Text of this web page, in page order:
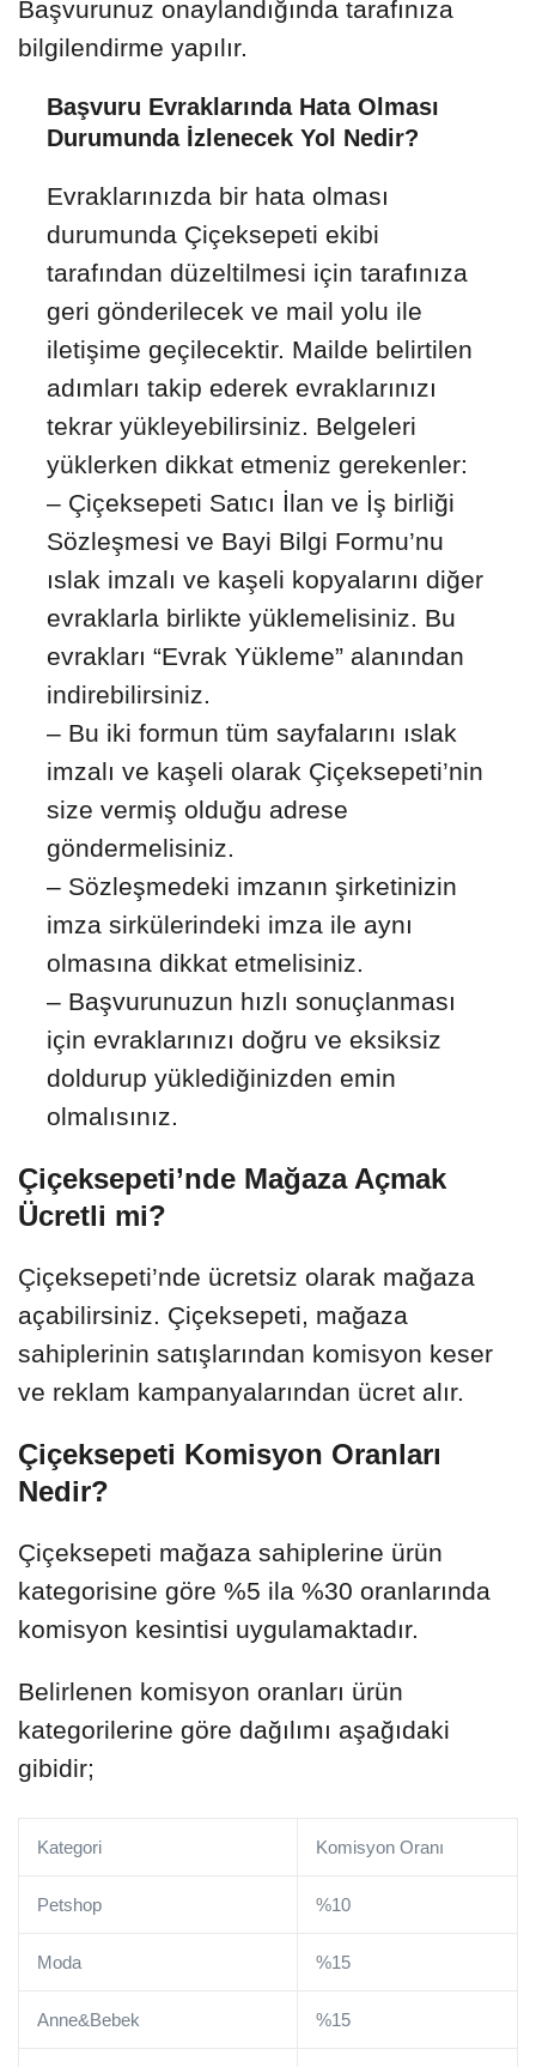
Başvurunuz onaylandığında tarafınıza
bilgilendirme yapılır.
Başvuru Evraklarında Hata Olması
Durumunda İzlenecek Yol Nedir?
Evraklarınızda bir hata olması
durumunda Çiçeksepeti ekibi
tarafından düzeltilmesi için tarafınıza
geri gönderilecek ve mail yolu ile
iletişime geçilecektir. Mailde belirtilen
adımları takip ederek evraklarınızı
tekrar yükleyebilirsiniz. Belgeleri
yüklerken dikkat etmeniz gerekenler:
– Çiçeksepeti Satıcı İlan ve İş birliği
Sözleşmesi ve Bayi Bilgi Formu’nu
ıslak imzalı ve kaşeli kopyalarını diğer
evraklarla birlikte yüklemelisiniz. Bu
evrakları “Evrak Yükleme” alanından
indirebilirsiniz.
– Bu iki formun tüm sayfalarını ıslak
imzalı ve kaşeli olarak Çiçeksepeti’nin
size vermiş olduğu adrese
göndermelisiniz.
– Sözleşmedeki imzanın şirketinizin
imza sirkülerindeki imza ile aynı
olmasına dikkat etmelisiniz.
– Başvurunuzun hızlı sonuçlanması
için evraklarınızı doğru ve eksiksiz
doldurup yüklediğinizden emin
olmalısınız.
Çiçeksepeti’nde Mağaza Açmak
Ücretli mi?
Çiçeksepeti’nde ücretsiz olarak mağaza
açabilirsiniz. Çiçeksepeti, mağaza
sahiplerinin satışlarından komisyon keser
ve reklam kampanyalarından ücret alır.
Çiçeksepeti Komisyon Oranları
Nedir?
Çiçeksepeti mağaza sahiplerine ürün
kategorisine göre %5 ila %30 oranlarında
komisyon kesintisi uygulamaktadır.
Belirlenen komisyon oranları ürün
kategorilerine göre dağılımı aşağıdaki
gibidir;
Kategori Komisyon Oranı
Petshop %10
Moda %15
Anne&Bebek %15